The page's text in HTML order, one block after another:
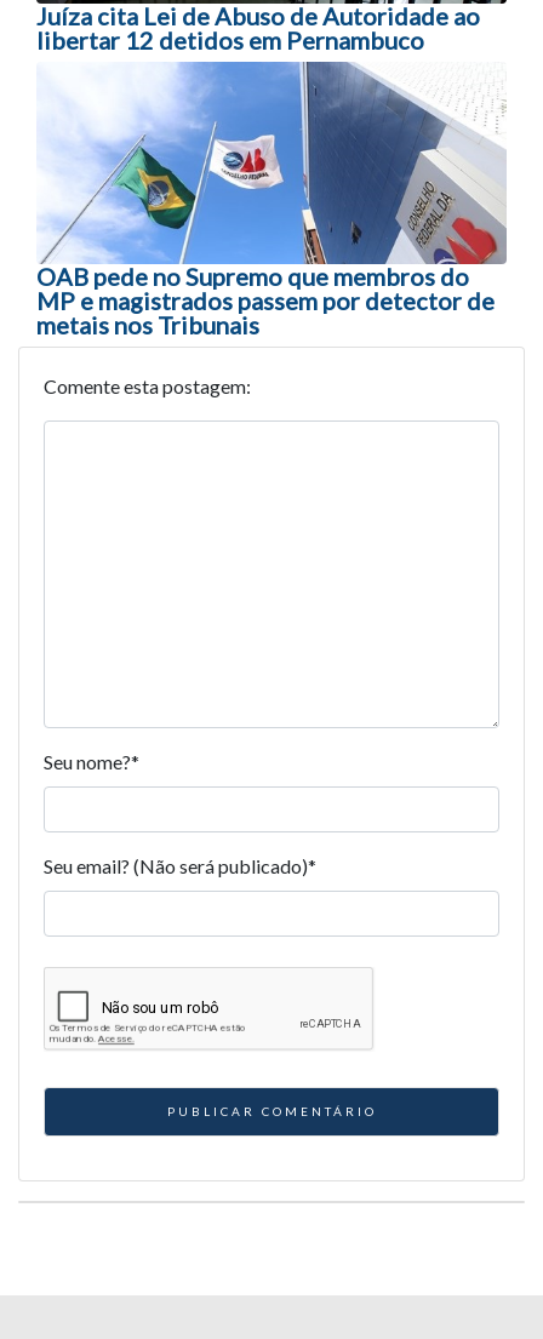
Juíza cita Lei de Abuso de Autoridade ao
libertar 12 detidos em Pernambuco
OAB pede no Supremo que membros do
MP e magistrados passem por detector de
metais nos Tribunais
Comente esta postagem:
Seu nome?*
Seu email? (Não será publicado)*